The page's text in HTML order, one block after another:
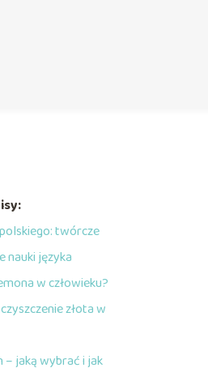
twórcze
nauki języka
w człowieku?
złota w
– jaką wybrać i jak